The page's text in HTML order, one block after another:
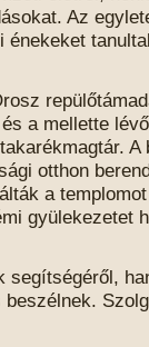
Az
énekeket
a mellette
A
otthon
a
gyülekezetet
segítségéről,